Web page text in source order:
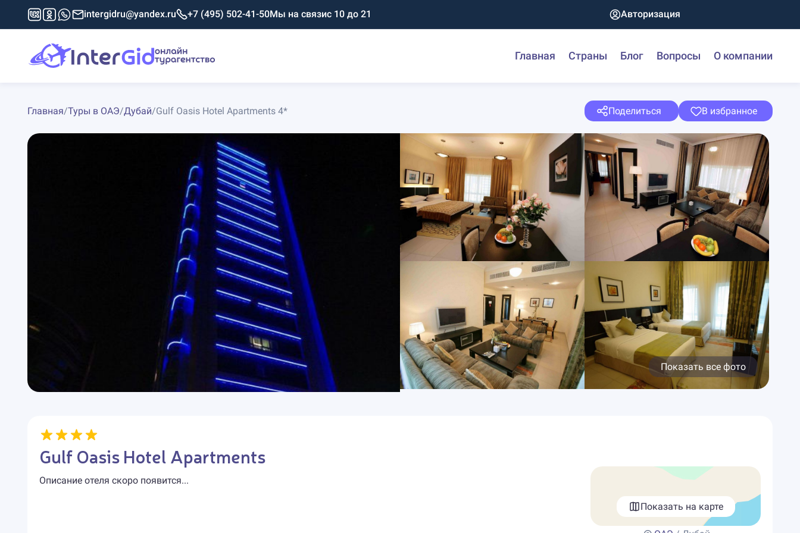
intergidru@yandex.ru +7 (495) 502-41-50Мы на связис 10 до 21 Авторизация
Главная Страны Блог Вопросы О компании
Главная/Туры в ОАЭ/Дубай/Gulf Oasis Hotel Apartments 4* Поделиться В избранное
Показать все фото
Gulf Oasis Hotel Apartments
Описание отеля скоро появится...
Показать на карте